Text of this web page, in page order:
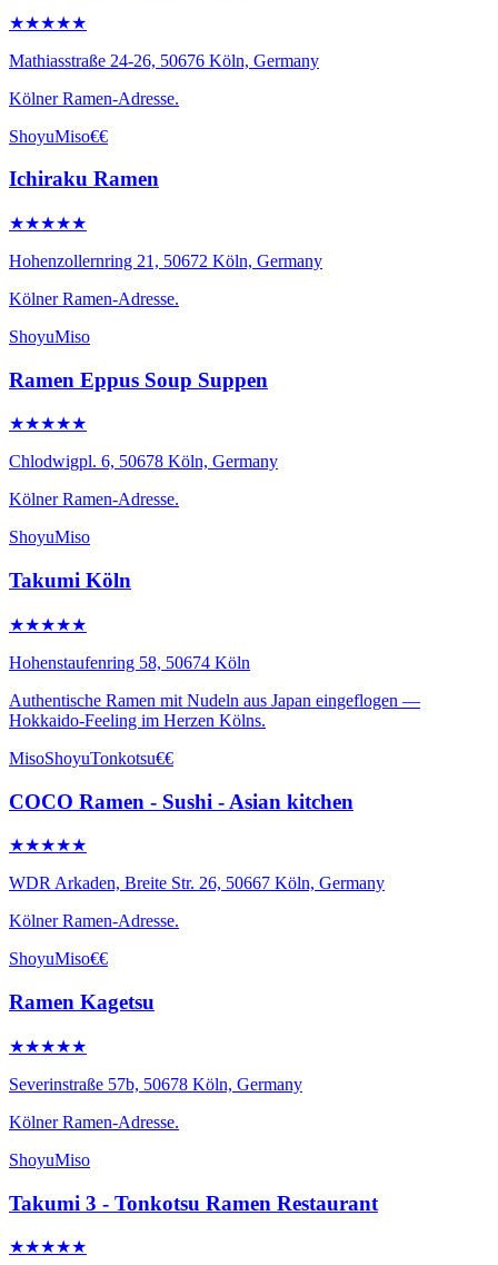
★★★★★
Mathiasstraße 24-26, 50676 Köln, Germany
Kölner Ramen-Adresse.
ShoyuMiso€€
Ichiraku Ramen
★★★★★
Hohenzollernring 21, 50672 Köln, Germany
Kölner Ramen-Adresse.
ShoyuMiso
Ramen Eppus Soup Suppen
★★★★★
Chlodwigpl. 6, 50678 Köln, Germany
Kölner Ramen-Adresse.
ShoyuMiso
Takumi Köln
★★★★★
Hohenstaufenring 58, 50674 Köln
Authentische Ramen mit Nudeln aus Japan eingeflogen —
Hokkaido-Feeling im Herzen Kölns.
MisoShoyuTonkotsu€€
COCO Ramen - Sushi - Asian kitchen
★★★★★
WDR Arkaden, Breite Str. 26, 50667 Köln, Germany
Kölner Ramen-Adresse.
ShoyuMiso€€
Ramen Kagetsu
★★★★★
Severinstraße 57b, 50678 Köln, Germany
Kölner Ramen-Adresse.
ShoyuMiso
Takumi 3 - Tonkotsu Ramen Restaurant
★★★★★